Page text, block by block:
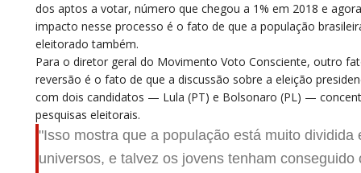
dos aptos a votar, número que chegou a 1% em 2018 e
impacto nesse processo é o fato de que a população
eleitorado também.
Para o diretor geral do Movimento Voto Consciente, outro
reversão é o fato de que a discussão sobre a eleição
com dois candidatos — Lula (PT) e Bolsonaro (PL) —
pesquisas eleitorais.
"Isso mostra que a população está muito dividida
universos, e talvez os jovens tenham conseguido